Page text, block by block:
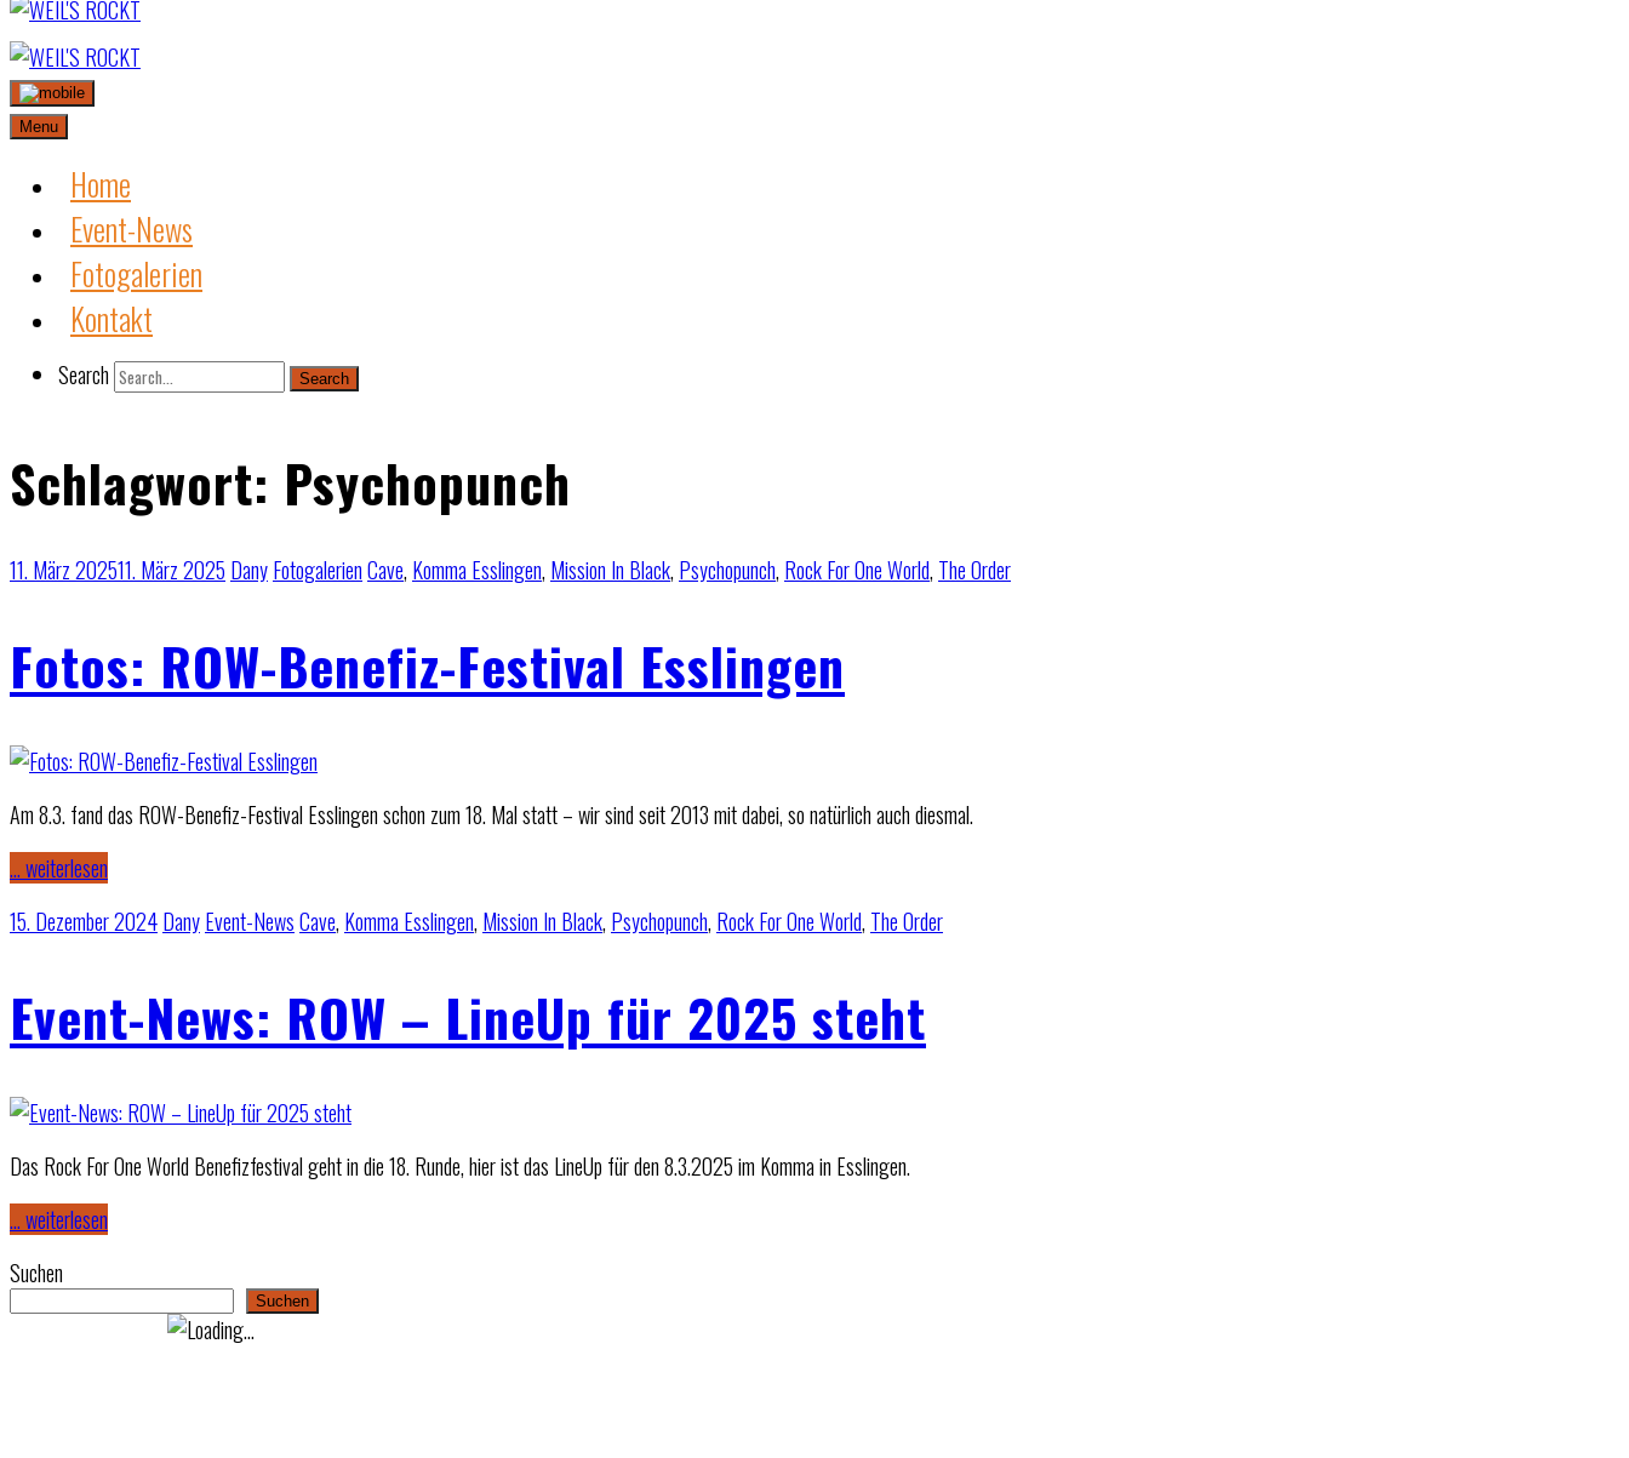
Skip
to
content
Menu
Home
Event-News
Fotogalerien
Kontakt
Search Search
Schlagwort: Psychopunch
11. März 202511. März 2025 DanyFotogalerienCave, Komma Esslingen, Mission In Black, Psychopunch, Rock For One World, The Order
Fotos: ROW-Benefiz-Festival Esslingen
Am 8.3. fand das ROW-Benefiz-Festival Esslingen schon zum 18. Mal statt – wir sind seit 2013 mit dabei, so natürlich auch diesmal.
… weiterlesen
15. Dezember 2024DanyEvent-NewsCave, Komma Esslingen, Mission In Black, Psychopunch, Rock For One World, The Order
Event-News: ROW – LineUp für 2025 steht
Das Rock For One World Benefizfestival geht in die 18. Runde, hier ist das LineUp für den 8.3.2025 im Komma in Esslingen.
… weiterlesen
Suchen
Suchen